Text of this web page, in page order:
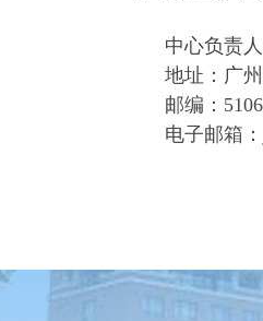
中心负责
地址：广
邮编：
电子邮箱：